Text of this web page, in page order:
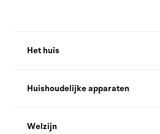
Het huis
Huishoudelijke apparaten
Welzijn